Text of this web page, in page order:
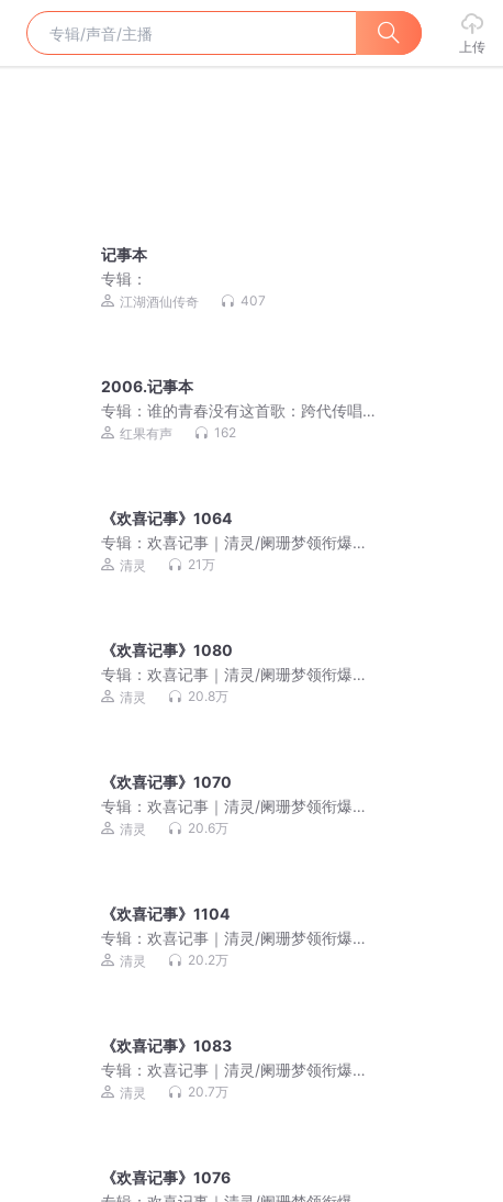
上传
记事本
专辑：
江湖酒仙传奇 407
2006.记事本
专辑：谁的青春没有这首歌：跨代传唱
的经典老歌
红果有声 162
《欢喜记事》1064
专辑：欢喜记事｜清灵/阑珊梦领衔爆笑
多人有声剧
清灵 21万
《欢喜记事》1080
专辑：欢喜记事｜清灵/阑珊梦领衔爆笑
多人有声剧
清灵 20.8万
《欢喜记事》1070
专辑：欢喜记事｜清灵/阑珊梦领衔爆笑
多人有声剧
清灵 20.6万
《欢喜记事》1104
专辑：欢喜记事｜清灵/阑珊梦领衔爆笑
多人有声剧
清灵 20.2万
《欢喜记事》1083
专辑：欢喜记事｜清灵/阑珊梦领衔爆笑
多人有声剧
清灵 20.7万
《欢喜记事》1076